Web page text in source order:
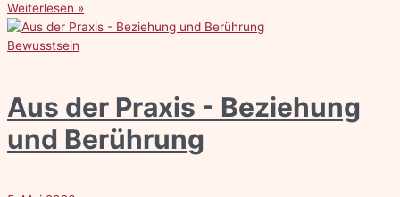
Weiterlesen »
Bewusstsein
Aus der Praxis - Beziehung
und Berührung